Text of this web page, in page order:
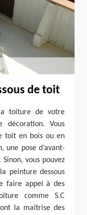
de toit
toiture de votre
décoration. Vous
toit en bois ou en
une pose d’avant-
vous pouvez
peinture dessous
faire appel à des
comme S.C
la maîtrise des